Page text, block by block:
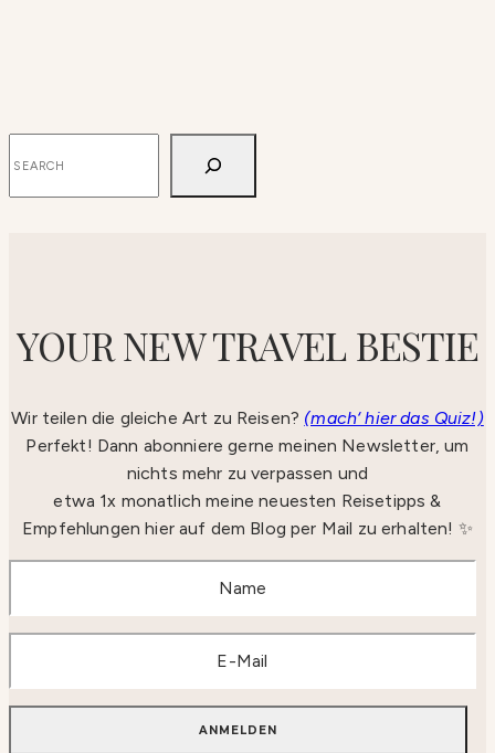
YOUR NEW TRAVEL BESTIE
Wir teilen die gleiche Art zu Reisen? (mach‘ hier das Quiz!)
Perfekt! Dann abonniere gerne meinen Newsletter, um
nichts mehr zu verpassen und
etwa 1x monatlich meine neuesten Reisetipps &
Empfehlungen hier auf dem Blog per Mail zu erhalten! ✨